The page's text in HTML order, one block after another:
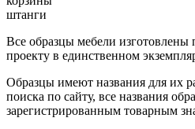
штанги
Все образцы мебели
проекту в единственном
Образцы имеют названия для их
поиска по сайту, все названия
зарегистрированным товарным